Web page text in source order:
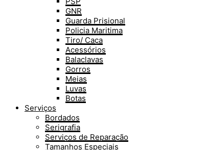
GNR
Guarda Prisional
Policia Maritima
Tiro/ Caça
Acessórios
Balaclavas
Gorros
Meias
Luvas
Botas
Serviços
Bordados
Serigrafia
Serviços de Reparação
Tamanhos Especiais